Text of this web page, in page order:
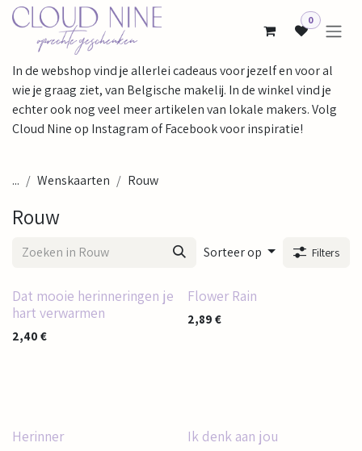
Overslaan naar inhoud
0
In de webshop vind je allerlei cadeaus voor jezelf en voor al
wie je graag ziet, van Belgische makelij. In de winkel vind je
echter ook nog veel meer artikelen van lokale makers. Volg
Cloud Nine op Instagram of Facebook voor inspiratie!
... Wenskaarten Rouw
Rouw
Sorteer op Filters
Dat mooie herinneringen je
hart verwarmen
2,40 €
Flower Rain
2,89 €
Herinner Ik denk aan jou